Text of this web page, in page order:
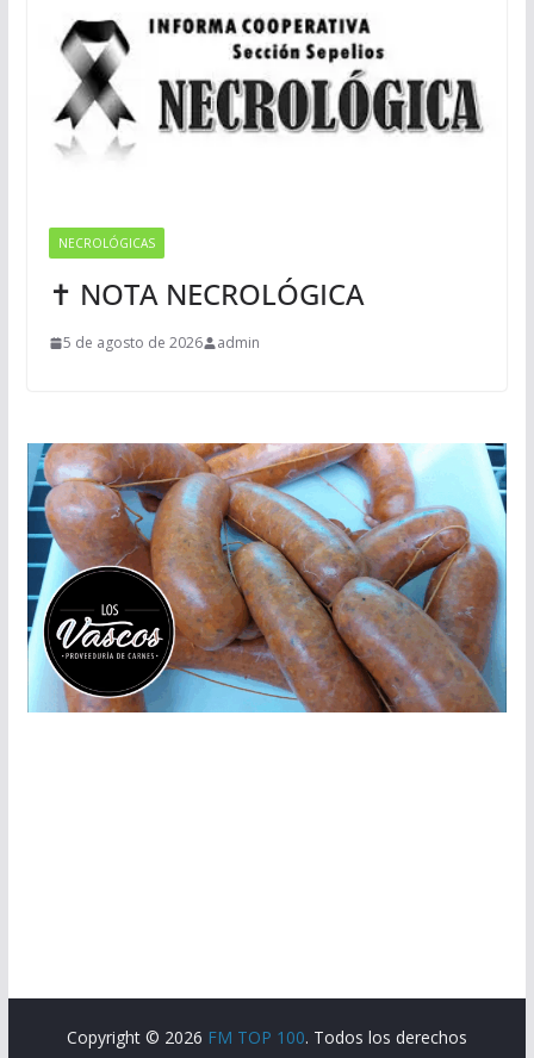
NECROLÓGICAS
✝ NOTA NECROLÓGICA
5 de agosto de 2026 admin
Copyright © 2026 FM TOP 100. Todos los derechos